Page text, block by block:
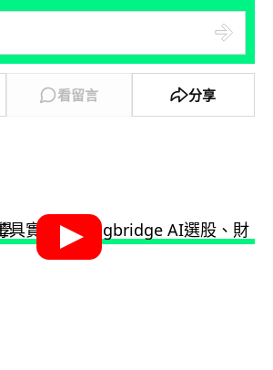
看留言 分享